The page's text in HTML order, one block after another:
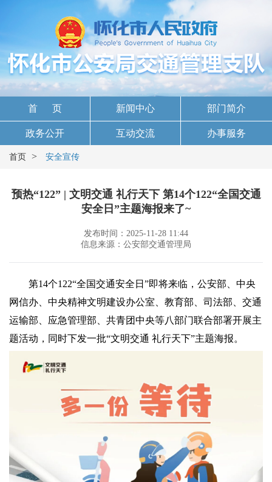
首 页 新闻中心 部门简介
政务公开 互动交流 办事服务
首页 > 安全宣传
预热“122” | 文明交通 礼行天下 第14个122“全国交通
安全日”主题海报来了~
发布时间：2025-11-28 11:44
信息来源：公安部交通管理局
第14个122“全国交通安全日”即将来临， 公安部、中央
网信办、中央精神文明建设办公室、教育部、司法部、交通
运输部、应急管理部、共青团中央等八部门联合部署开展主
题活动，同时下发一批“文明交通 礼行天下”主题海报。